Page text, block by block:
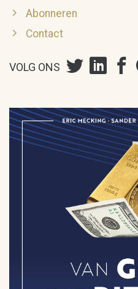
Abonneren
Contact
VOLG ONS